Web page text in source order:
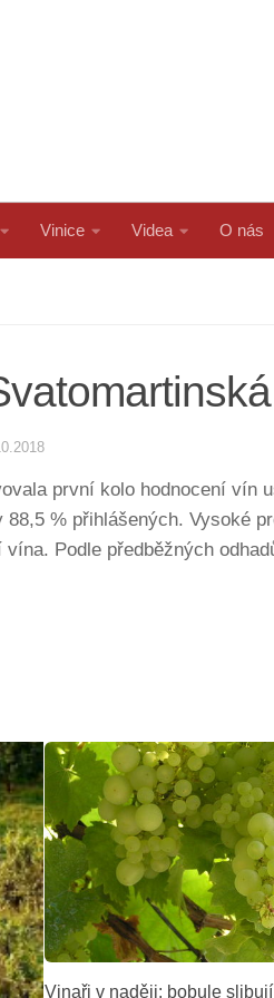
Vinice Videa O nás
první kolo hodnocení
% přihlášených. Vysoké
Podle předběžných
Vinaři v naději: bobule